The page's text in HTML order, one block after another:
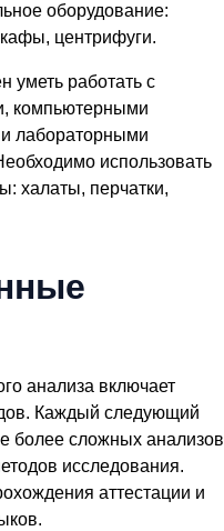
оборудование:
центрифуги.
уметь работать с
компьютерными
лабораторными
использовать
халаты, перчатки,
анализа включает
Каждый следующий
более сложных анализов
исследования.
аттестации и